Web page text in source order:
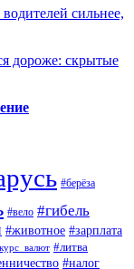
сильнее,
дороже: скрытые
#берёза
#вело #гибель
#животное #зарплата
#литва
#налог